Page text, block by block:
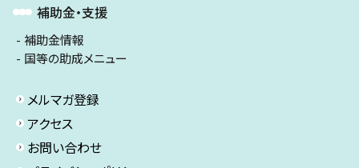
補助金・支援
補助金情報
国等の助成メニュー
メルマガ登録
アクセス
お問い合わせ